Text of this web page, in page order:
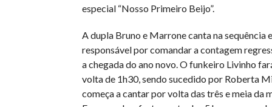
especial “Nosso Primeiro Beijo”.
A dupla Bruno e Marrone canta na sequência
responsável por comandar a contagem
a chegada do ano novo. O funkeiro Livinho
volta de 1h30, sendo sucedido por Roberta
começa a cantar por volta das três e meia da